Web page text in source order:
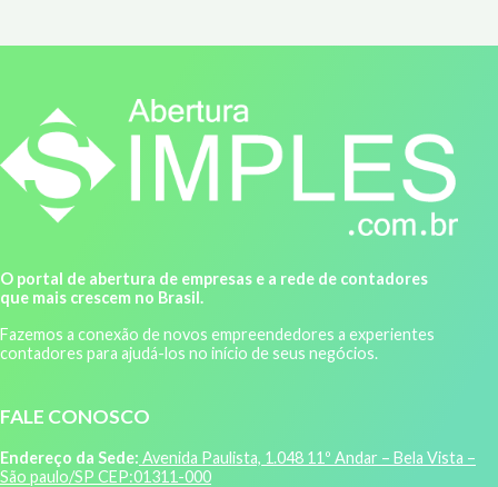
O portal de abertura de empresas e a rede de contadores
que mais crescem no Brasil.
Fazemos a conexão de novos empreendedores a experientes
contadores para ajudá-los no início de seus negócios.
FALE CONOSCO
Endereço da Sede: Avenida Paulista, 1.048 11º Andar – Bela Vista –
São paulo/SP CEP:01311-000